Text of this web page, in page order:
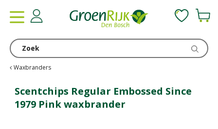
Waxbranders
Scentchips Regular Embossed Since
1979 Pink waxbrander